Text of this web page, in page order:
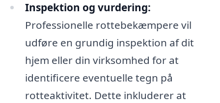
Inspektion og vurdering:
Professionelle rottebekæmpere vil
udføre en grundig inspektion af dit
hjem eller din virksomhed for at
identificere eventuelle tegn på
rotteaktivitet. Dette inkluderer at